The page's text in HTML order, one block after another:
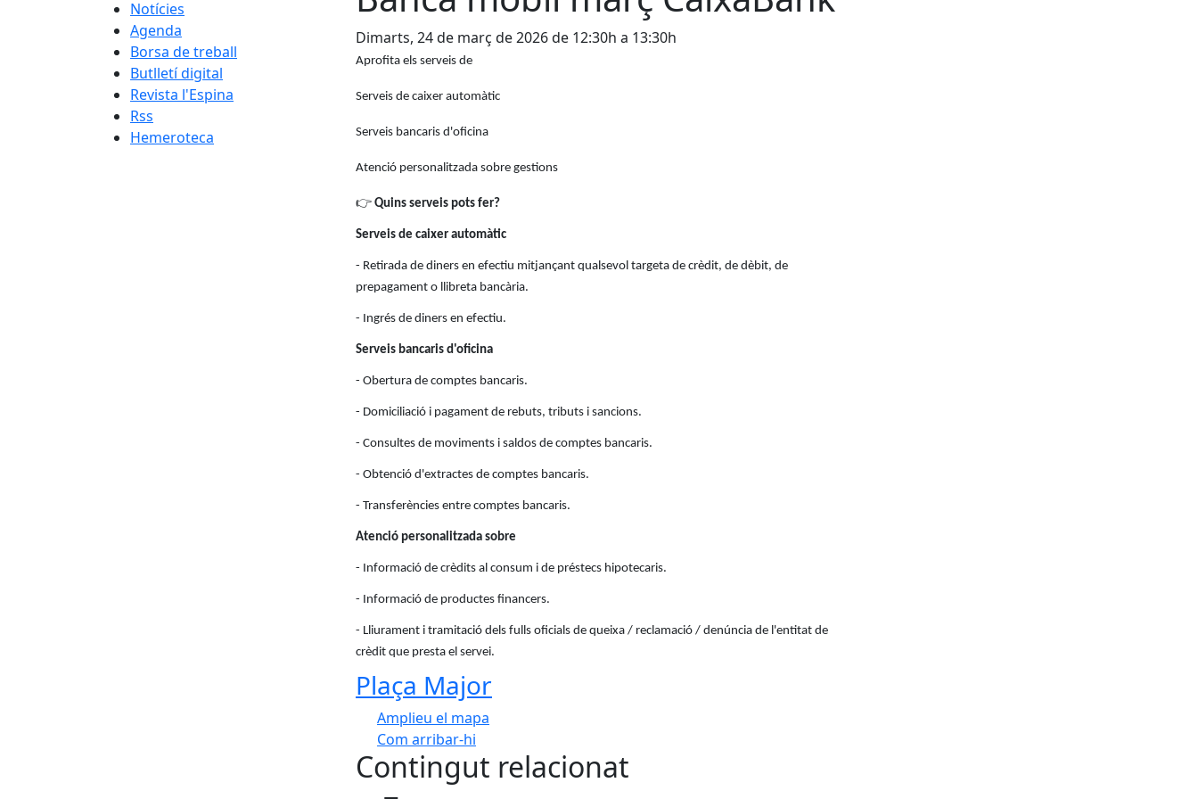
Notícies
Agenda
Borsa de treball
Butlletí digital
Revista l'Espina
Rss
Hemeroteca
Dimarts, 24 de març de 2026 de 12:30h a 13:30h
Aprofita els serveis de
Serveis de caixer automàtic
Serveis bancaris d'oficina
Atenció personalitzada sobre gestions
👉 Quins serveis pots fer?
Serveis de caixer automàtic
- Retirada de diners en efectiu mitjançant qualsevol targeta de crèdit, de dèbit, de
prepagament o llibreta bancària.
- Ingrés de diners en efectiu.
Serveis bancaris d'oficina
- Obertura de comptes bancaris.
- Domiciliació i pagament de rebuts, tributs i sancions.
- Consultes de moviments i saldos de comptes bancaris.
- Obtenció d'extractes de comptes bancaris.
- Transferències entre comptes bancaris.
Atenció personalitzada sobre
- Informació de crèdits al consum i de préstecs hipotecaris.
- Informació de productes financers.
- Lliurament i tramitació dels fulls oficials de queixa / reclamació / denúncia de l'entitat de
crèdit que presta el servei.
Plaça Major
Amplieu el mapa
Com arribar-hi
+
Contingut relacionat